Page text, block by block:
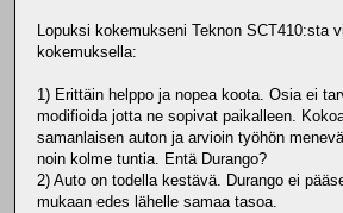
Lopuksi kokemukseni Teknon SCT410:sta
kokemuksella:
1) Erittäin helppo ja nopea koota. Osia ei
modifioida jotta ne sopivat paikalleen.
samanlaisen auton ja arvioin työhön
noin kolme tuntia. Entä Durango?
2) Auto on todella kestävä. Durango ei
mukaan edes lähelle samaa tasoa.